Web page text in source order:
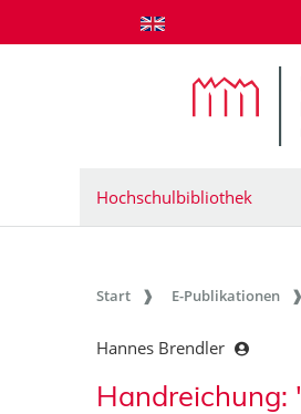
zum Inhalt springen
Hochschulbibliothek
Start E-Publikationen
Hannes Brendler
Handreichung: